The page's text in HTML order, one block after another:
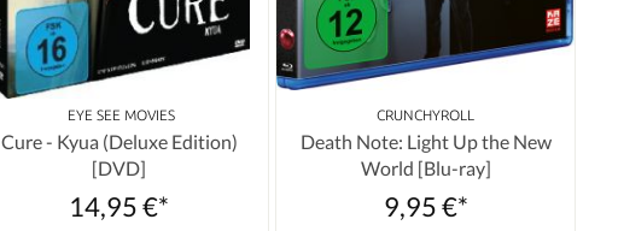
‎ EYE SEE MOVIES
Cure - Kyua (Deluxe Edition)
[DVD]
14,95 €*
CRUNCHYROLL
Death Note: Light Up the New
World [Blu-ray]
9,95 €*